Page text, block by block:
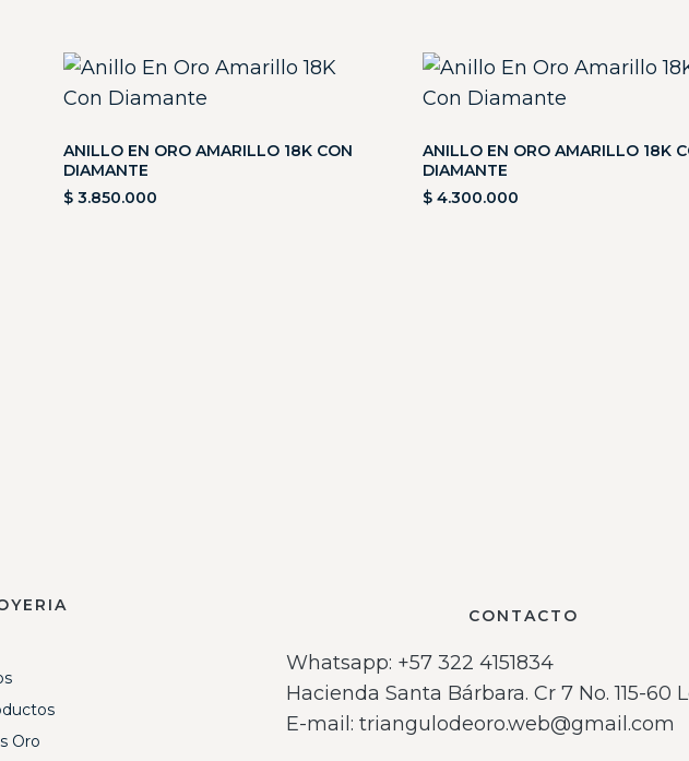
ANILLO EN ORO AMARILLO 18K CON
DIAMANTE
$3.850.000
ANILLO EN ORO AMARILLO 18K
DIAMANTE
$4.300.000
Oro
CONTACTO
Whatsapp: ‪+57 322 4151834‬
Hacienda Santa Bárbara. Cr 7 No. 115-60
E-mail: triangulodeoro.web@gmail.com